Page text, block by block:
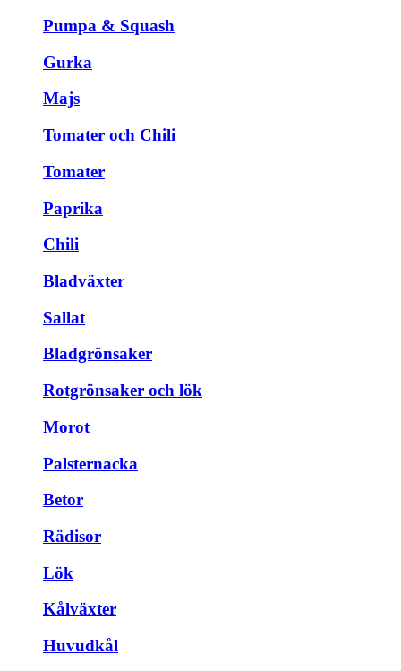
Pumpa & Squash
Gurka
Majs
Tomater och Chili
Tomater
Paprika
Chili
Bladväxter
Sallat
Bladgrönsaker
Rotgrönsaker och lök
Morot
Palsternacka
Betor
Rädisor
Lök
Kålväxter
Huvudkål